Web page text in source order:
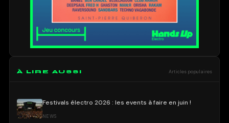
À LIRE AUSSI Articles populaires
Festivals électro 2026 : les events à faire en juin !
NEWS